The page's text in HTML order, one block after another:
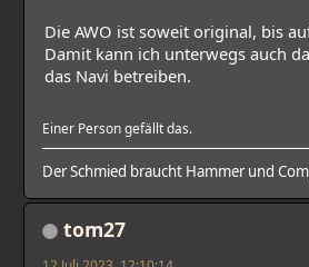
Die AWO ist soweit original, bis
Damit kann ich unterwegs auch
das Navi betreiben.
Einer Person gefällt das.
Der Schmied braucht Hammer und
tom27